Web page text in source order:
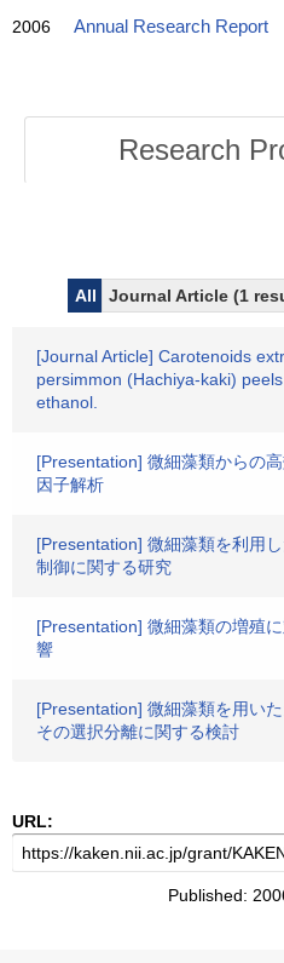
2006 Annual Research Report
Research
All
Journal Article (1
[Journal Article] Carotenoids
persimmon (Hachiya-kaki)
ethanol.
[Presentation] 微細藻類からの
因子解析
[Presentation] 微細藻類を利用
制御に関する研究
[Presentation] 微細藻類の増殖
響
[Presentation] 微細藻類を用い
その選択分離に関する検討
URL:
Published: